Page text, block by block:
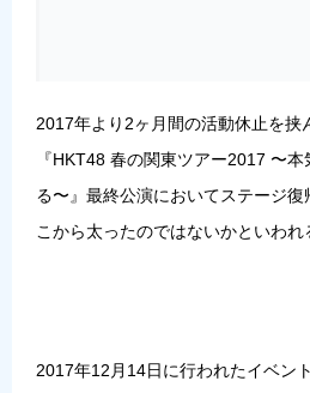
2017年より2ヶ月間の活動休止を挟
『HKT48 春の関東ツアー2017 〜
る〜』最終公演においてステージ
こから太ったのではないかといわれ
2017年12月14日に行われたイベン